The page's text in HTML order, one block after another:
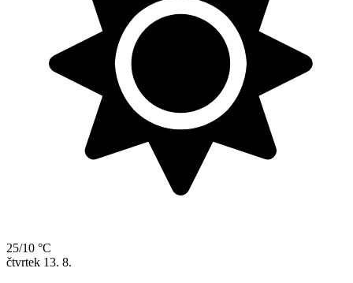
25/10 °C
čtvrtek 13. 8.